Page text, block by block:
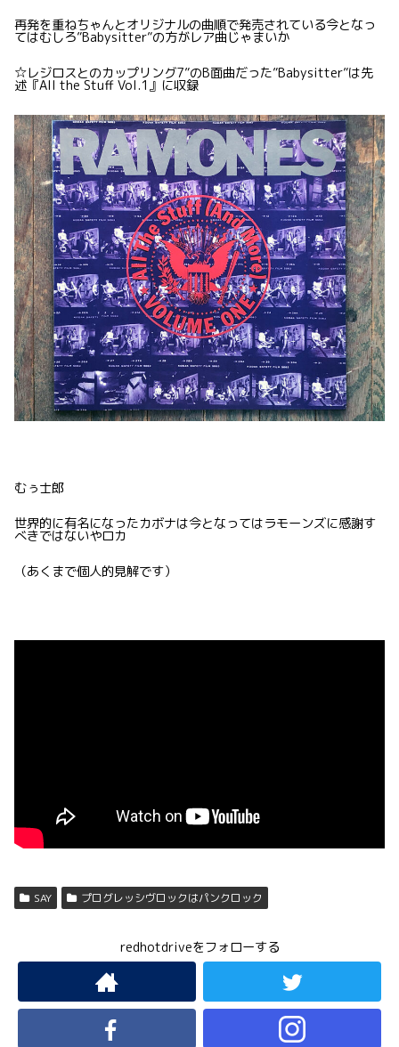
再発を重ねちゃんとオリジナルの曲順で発売されている今となっ
てはむしろ”Babysitter”の方がレア曲じゃまいか
☆レジロスとのカップリング7”のB面曲だった”Babysitter”は先
述『All the Stuff Vol.1』に収録
むぅ士郎
世界的に有名になったカボナは今となってはラモーンズに感謝す
べきではないやロカ
（あくまで個人的見解です）
SAY プログレッシヴロックはパンクロック
redhotdriveをフォローする